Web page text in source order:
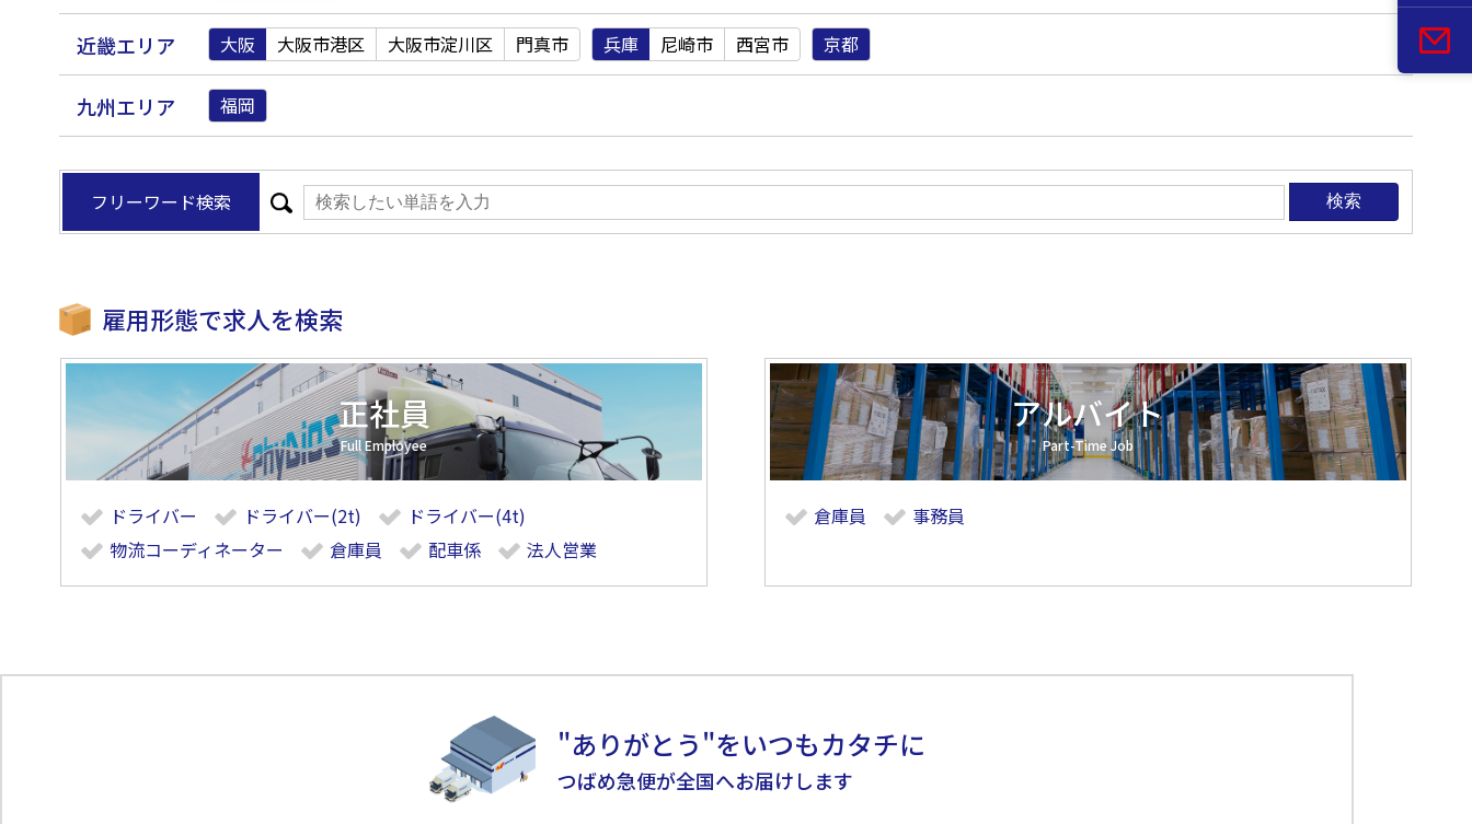
近畿エリア 大阪 大阪市港区 大阪市淀川区 門真市 兵庫 尼崎市 西宮市 京都
九州エリア 福岡
フリーワード検索
雇用形態で求人を検索
正社員
ドライバー ドライバー(2t)
ドライバー(4t)
物流コーディネーター
倉庫員 配車係 法人営業
アルバイト
倉庫員 事務員
"ありがとう"をいつもカタチに
つばめ急便が全国へお届けします